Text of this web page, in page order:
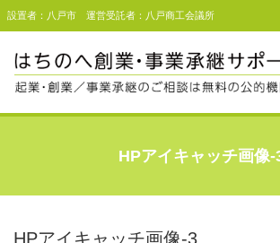
設置者：八戸市 運営受託者：八戸商工会議所
HPアイキャッチ画像-
HPアイキャッチ画像-3
起業・創業支援